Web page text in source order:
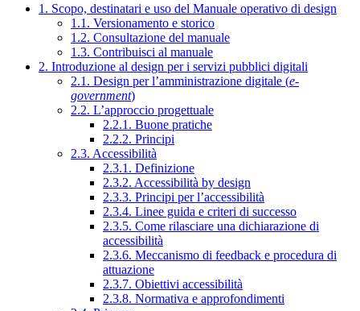
1. Scopo, destinatari e uso del Manuale operativo di design
1.1. Versionamento e storico
1.2. Consultazione del manuale
1.3. Contribuisci al manuale
2. Introduzione al design per i servizi pubblici digitali
2.1. Design per l’amministrazione digitale (e-
government)
2.2. L’approccio progettuale
2.2.1. Buone pratiche
2.2.2. Principi
2.3. Accessibilità
2.3.1. Definizione
2.3.2. Accessibilità by design
2.3.3. Principi per l’accessibilità
2.3.4. Linee guida e criteri di successo
2.3.5. Come rilasciare una dichiarazione di
accessibilità
2.3.6. Meccanismo di feedback e procedura di
attuazione
2.3.7. Obiettivi accessibilità
2.3.8. Normativa e approfondimenti